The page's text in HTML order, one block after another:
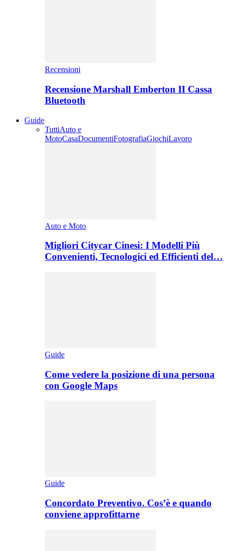
Recensioni
Recensione Marshall Emberton II Cassa
Bluetooth
Guide
TuttiAuto e
MotoCasaDocumentiFotografiaGiochiLavoro
Auto e Moto
Migliori Citycar Cinesi: I Modelli Più
Convenienti, Tecnologici ed Efficienti del…
Guide
Come vedere la posizione di una persona
con Google Maps
Guide
Concordato Preventivo. Cos’è e quando
conviene approfittarne